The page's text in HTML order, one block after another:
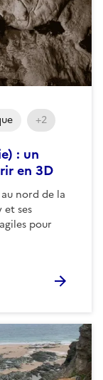
: un
en 3D
nord de la
ses
pour
+2